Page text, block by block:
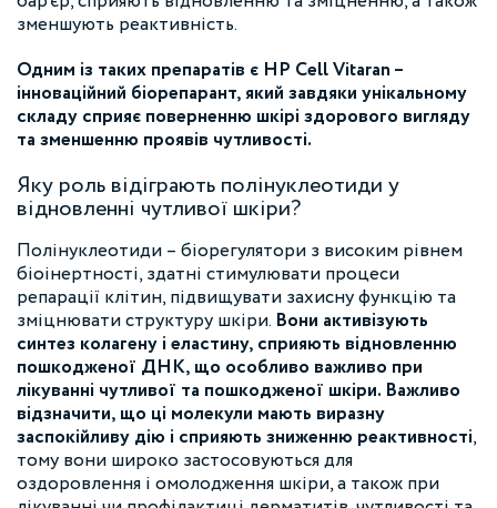
зменшують реактивність.
Одним із таких препаратів є HP Cell Vitaran –
інноваційний біорепарант, який завдяки унікальному
складу сприяє поверненню шкірі здорового вигляду
та зменшенню проявів чутливості.
Яку роль відіграють полінуклеотиди у
відновленні чутливої шкіри?
Полінуклеотиди – біорегулятори з високим рівнем
біоінертності, здатні стимулювати процеси
репарації клітин, підвищувати захисну функцію та
зміцнювати структуру шкіри. Вони активізують
синтез колагену і еластину, сприяють відновленню
пошкодженої ДНК, що особливо важливо при
лікуванні чутливої та пошкодженої шкіри. Важливо
відзначити, що ці молекули мають виразну
заспокійливу дію і сприяють зниженню реактивності,
тому вони широко застосовуються для
оздоровлення і омолодження шкіри, а також при